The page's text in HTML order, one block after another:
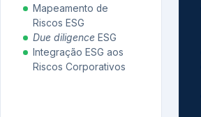
Mapeamento de
Riscos ESG
Due diligence ESG
Integração ESG aos
Riscos Corporativos